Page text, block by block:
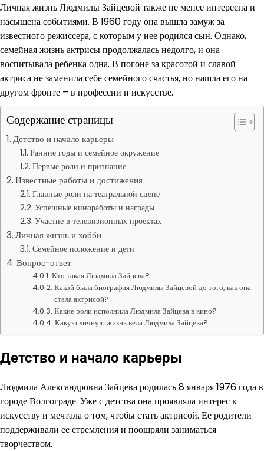
Личная жизнь Людмилы Зайцевой также не менее интересна и
насыщена событиями. В 1960 году она вышла замуж за
известного режиссера, с которым у нее родился сын. Однако,
семейная жизнь актрисы продолжалась недолго, и она
воспитывала ребенка одна. В погоне за красотой и славой
актриса не заменила себе семейного счастья, но нашла его на
другом фронте – в профессии и искусстве.
Содержание страницы
Детство и начало карьеры
Ранние годы и семейное окружение
Первые роли и признание
Известные работы и достижения
Главные роли на театральной сцене
Успешные киноработы и награды
Участие в телевизионных проектах
Личная жизнь и хобби
Семейное положение и дети
Вопрос-ответ:
Кто такая Людмила Зайцева?
Какой была биография Людмилы Зайцевой до того, как она
стала актрисой?
Какие роли исполнила Людмила Зайцева в кино?
Какую личную жизнь вела Людмила Зайцева?
Детство и начало карьеры
Людмила Александровна Зайцева родилась 8 января 1976 года в
городе Волгограде. Уже с детства она проявляла интерес к
искусству и мечтала о том, чтобы стать актрисой. Ее родители
поддерживали ее стремления и поощряли заниматься
творчеством.